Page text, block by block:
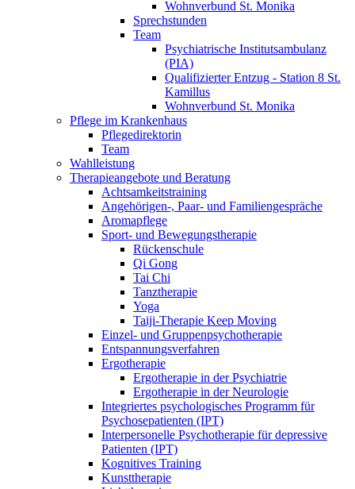
Wohnverbund St. Monika
Sprechstunden
Team
Psychiatrische Institutsambulanz
(PIA)
Qualifizierter Entzug - Station 8 St.
Kamillus
Wohnverbund St. Monika
Pflege im Krankenhaus
Pflegedirektorin
Team
Wahlleistung
Therapieangebote und Beratung
Achtsamkeitstraining
Angehörigen-, Paar- und Familiengespräche
Aromapflege
Sport- und Bewegungstherapie
Rückenschule
Qi Gong
Tai Chi
Tanztherapie
Yoga
Taiji-Therapie Keep Moving
Einzel- und Gruppenpsychotherapie
Entspannungsverfahren
Ergotherapie
Ergotherapie in der Psychiatrie
Ergotherapie in der Neurologie
Integriertes psychologisches Programm für
Psychosepatienten (IPT)
Interpersonelle Psychotherapie für depressive
Patienten (IPT)
Kognitives Training
Kunsttherapie